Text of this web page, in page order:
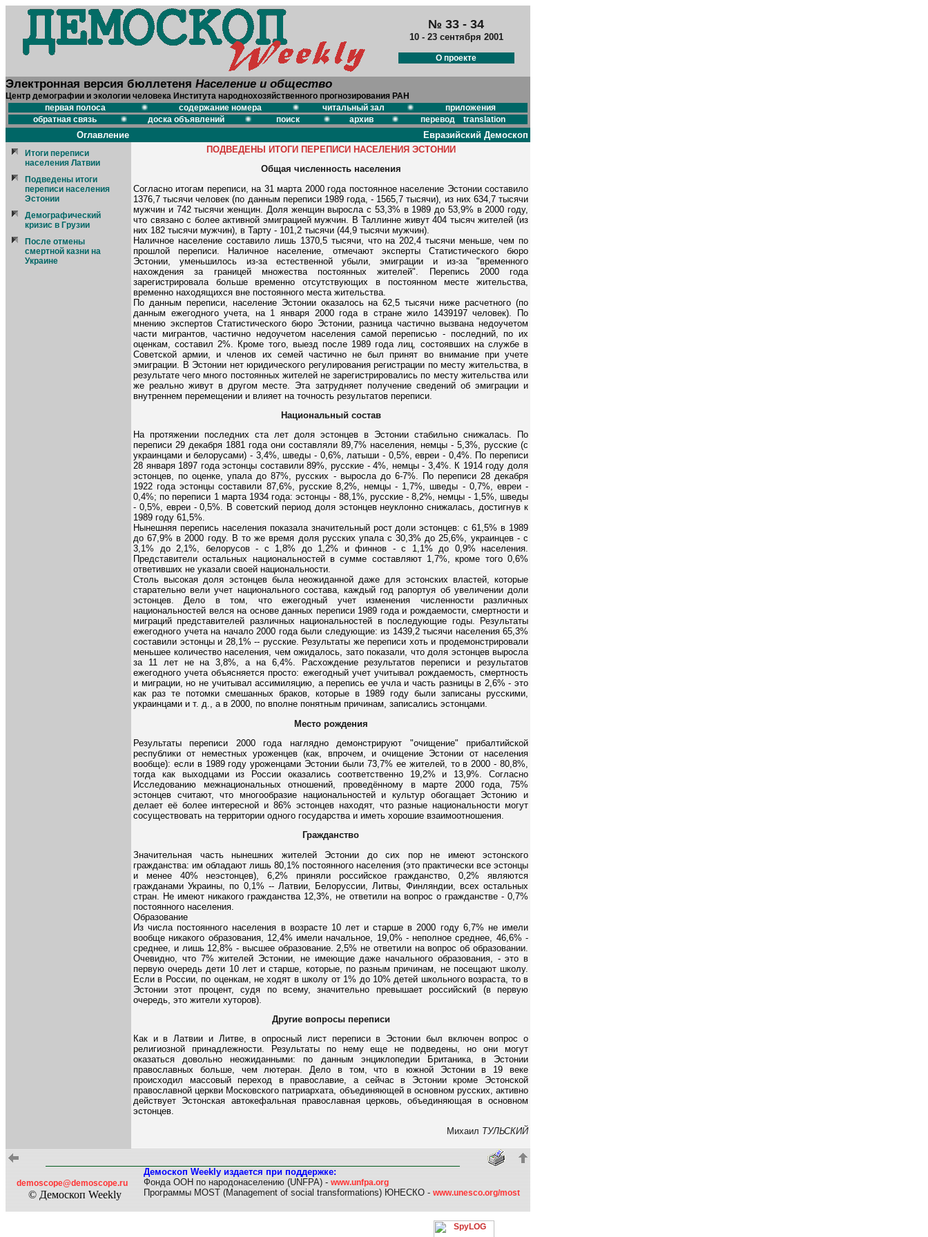
№ 33 - 34
10 - 23 сентября 2001
О проекте
Электронная версия бюллетеня Население и общество
Центр демографии и экологии человека Института народнохозяйственного прогнозирования РАН
первая полоса
содержание номера читальный зал
приложения
обратная связь
доска объявлений поиск архив перевод translation
Оглавление Евразийский Демоскоп
Итоги переписи
населения Латвии
Подведены итоги
переписи населения
Эстонии
Демографический
кризис в Грузии
После отмены
смертной казни на
Украине
ПОДВЕДЕНЫ ИТОГИ ПЕРЕПИСИ НАСЕЛЕНИЯ ЭСТОНИИ
Общая численность населения
Согласно итогам переписи, на 31 марта 2000 года постоянное население Эстонии составило
1376,7 тысячи человек (по данным переписи 1989 года, - 1565,7 тысячи), из них 634,7 тысячи
мужчин и 742 тысячи женщин. Доля женщин выросла с 53,3% в 1989 до 53,9% в 2000 году,
что связано с более активной эмиграцией мужчин. В Таллинне живут 404 тысяч жителей (из
них 182 тысячи мужчин), в Тарту - 101,2 тысячи (44,9 тысячи мужчин).
Наличное население составило лишь 1370,5 тысячи, что на 202,4 тысячи меньше, чем по
прошлой переписи. Наличное население, отмечают эксперты Статистического бюро
Эстонии, уменьшилось из-за естественной убыли, эмиграции и из-за "временного
нахождения за границей множества постоянных жителей". Перепись 2000 года
зарегистрировала больше временно отсутствующих в постоянном месте жительства,
временно находящихся вне постоянного места жительства.
По данным переписи, население Эстонии оказалось на 62,5 тысячи ниже расчетного (по
данным ежегодного учета, на 1 января 2000 года в стране жило 1439197 человек). По
мнению экспертов Статистического бюро Эстонии, разница частично вызвана недоучетом
части мигрантов, частично недоучетом населения самой переписью - последний, по их
оценкам, составил 2%. Кроме того, выезд после 1989 года лиц, состоявших на службе в
Советской армии, и членов их семей частично не был принят во внимание при учете
эмиграции. В Эстонии нет юридического регулирования регистрации по месту жительства, в
результате чего много постоянных жителей не зарегистрировались по месту жительства или
же реально живут в другом месте. Эта затрудняет получение сведений об эмиграции и
внутреннем перемещении и влияет на точность результатов переписи.
Национальный состав
На протяжении последних ста лет доля эстонцев в Эстонии стабильно снижалась. По
переписи 29 декабря 1881 года они составляли 89,7% населения, немцы - 5,3%, русские (с
украинцами и белорусами) - 3,4%, шведы - 0,6%, латыши - 0,5%, евреи - 0,4%. По переписи
28 января 1897 года эстонцы составили 89%, русские - 4%, немцы - 3,4%. К 1914 году доля
эстонцев, по оценке, упала до 87%, русских - выросла до 6-7%. По переписи 28 декабря
1922 года эстонцы составили 87,6%, русские 8,2%, немцы - 1,7%, шведы - 0,7%, евреи -
0,4%; по переписи 1 марта 1934 года: эстонцы - 88,1%, русские - 8,2%, немцы - 1,5%, шведы
- 0,5%, евреи - 0,5%. В советский период доля эстонцев неуклонно снижалась, достигнув к
1989 году 61,5%.
Нынешняя перепись населения показала значительный рост доли эстонцев: с 61,5% в 1989
до 67,9% в 2000 году. В то же время доля русских упала с 30,3% до 25,6%, украинцев - с
3,1% до 2,1%, белорусов - с 1,8% до 1,2% и финнов - с 1,1% до 0,9% населения.
Представители остальных национальностей в сумме составляют 1,7%, кроме того 0,6%
ответивших не указали своей национальности.
Столь высокая доля эстонцев была неожиданной даже для эстонских властей, которые
старательно вели учет национального состава, каждый год рапортуя об увеличении доли
эстонцев. Дело в том, что ежегодный учет изменения численности различных
национальностей велся на основе данных переписи 1989 года и рождаемости, смертности и
миграций представителей различных национальностей в последующие годы. Результаты
ежегодного учета на начало 2000 года были следующие: из 1439,2 тысячи населения 65,3%
составили эстонцы и 28,1% -- русские. Результаты же переписи хоть и продемонстрировали
меньшее количество населения, чем ожидалось, зато показали, что доля эстонцев выросла
за 11 лет не на 3,8%, а на 6,4%. Расхождение результатов переписи и результатов
ежегодного учета объясняется просто: ежегодный учет учитывал рождаемость, смертность
и миграции, но не учитывал ассимиляцию, а перепись ее учла и часть разницы в 2,6% - это
как раз те потомки смешанных браков, которые в 1989 году были записаны русскими,
украинцами и т. д., а в 2000, по вполне понятным причинам, записались эстонцами.
Место рождения
Результаты переписи 2000 года наглядно демонстрируют "очищение" прибалтийской
республики от неместных уроженцев (как, впрочем, и очищение Эстонии от населения
вообще): если в 1989 году уроженцами Эстонии были 73,7% ее жителей, то в 2000 - 80,8%,
тогда как выходцами из России оказались соответственно 19,2% и 13,9%. Согласно
Исследованию межнациональных отношений, проведённому в марте 2000 года, 75%
эстонцев считают, что многообразие национальностей и культур обогащает Эстонию и
делает её более интересной и 86% эстонцев находят, что разные национальности могут
сосуществовать на территории одного государства и иметь хорошие взаимоотношения.
Гражданство
Значительная часть нынешних жителей Эстонии до сих пор не имеют эстонского
гражданства: им обладают лишь 80,1% постоянного населения (это практически все эстонцы
и менее 40% неэстонцев), 6,2% приняли российское гражданство, 0,2% являются
гражданами Украины, по 0,1% -- Латвии, Белоруссии, Литвы, Финляндии, всех остальных
стран. Не имеют никакого гражданства 12,3%, не ответили на вопрос о гражданстве - 0,7%
постоянного населения.
Образование
Из числа постоянного населения в возрасте 10 лет и старше в 2000 году 6,7% не имели
вообще никакого образования, 12,4% имели начальное, 19,0% - неполное среднее, 46,6% -
среднее, и лишь 12,8% - высшее образование. 2,5% не ответили на вопрос об образовании.
Очевидно, что 7% жителей Эстонии, не имеющие даже начального образования, - это в
первую очередь дети 10 лет и старше, которые, по разным причинам, не посещают школу.
Если в России, по оценкам, не ходят в школу от 1% до 10% детей школьного возраста, то в
Эстонии этот процент, судя по всему, значительно превышает российский (в первую
очередь, это жители хуторов).
Другие вопросы переписи
Как и в Латвии и Литве, в опросный лист переписи в Эстонии был включен вопрос о
религиозной принадлежности. Результаты по нему еще не подведены, но они могут
оказаться довольно неожиданными: по данным энциклопедии Британика, в Эстонии
православных больше, чем лютеран. Дело в том, что в южной Эстонии в 19 веке
происходил массовый переход в православие, а сейчас в Эстонии кроме Эстонской
православной церкви Московского патриархата, объединяющей в основном русских, активно
действует Эстонская автокефальная православная церковь, объединяющая в основном
эстонцев.
Михаил ТУЛЬСКИЙ
demoscope@demoscope.ru
© Демоскоп Weekly
Демоскоп Weekly издается при поддержке:
Фонда ООН по народонаселению (UNFPA) -www.unfpa.org
Программы MOST (Management of social transformations) ЮНЕСКО -www.unesco.org/most